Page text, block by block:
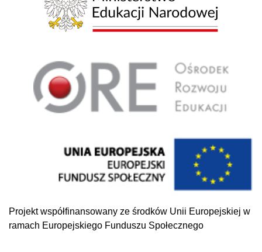
Projekt współfinansowany ze środków Unii Europejskiej w
ramach Europejskiego Funduszu Społecznego